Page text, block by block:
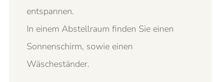
entspannen.
In einem Abstellraum finden Sie einen
Sonnenschirm, sowie einen
Wäscheständer.